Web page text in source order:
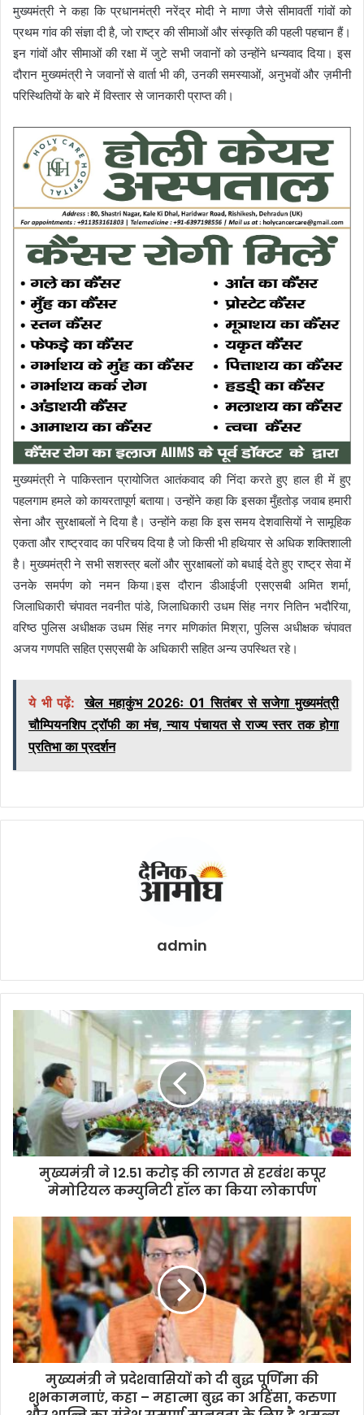
मुख्यमंत्री ने कहा कि प्रधानमंत्री नरेंद्र मोदी ने माणा जैसे सीमावर्ती गांवों को
प्रथम गांव की संज्ञा दी है, जो राष्ट्र की सीमाओं और संस्कृति की पहली पहचान हैं।
इन गांवों और सीमाओं की रक्षा में जुटे सभी जवानों को उन्होंने धन्यवाद दिया। इस
दौरान मुख्यमंत्री ने जवानों से वार्ता भी की, उनकी समस्याओं, अनुभवों और ज़मीनी
परिस्थितियों के बारे में विस्तार से जानकारी प्राप्त की।
मुख्यमंत्री ने पाकिस्तान प्रायोजित आतंकवाद की निंदा करते हुए हाल ही में हुए
पहलगाम हमले को कायरतापूर्ण बताया। उन्होंने कहा कि इसका मुँहतोड़ जवाब हमारी
सेना और सुरक्षाबलों ने दिया है। उन्होंने कहा कि इस समय देशवासियों ने सामूहिक
एकता और राष्ट्रवाद का परिचय दिया है जो किसी भी हथियार से अधिक शक्तिशाली
है। मुख्यमंत्री ने सभी सशस्त्र बलों और सुरक्षाबलों को बधाई देते हुए राष्ट्र सेवा में
उनके समर्पण को नमन किया।इस दौरान डीआईजी एसएसबी अमित शर्मा,
जिलाधिकारी चंपावत नवनीत पांडे, जिलाधिकारी उधम सिंह नगर नितिन भदौरिया,
वरिष्ठ पुलिस अधीक्षक उधम सिंह नगर मणिकांत मिश्रा, पुलिस अधीक्षक चंपावत
अजय गणपति सहित एसएसबी के अधिकारी सहित अन्य उपस्थित रहे।
ये भी पढ़ें:
खेल महाकुंभ 2026ः 01 सितंबर से सजेगा मुख्यमंत्री
चौम्पियनशिप ट्रॉफी का मंच, न्याय पंचायत से राज्य स्तर तक होगा
प्रतिभा का प्रदर्शन
admin
मुख्यमंत्री ने 12.51 करोड़ की लागत से हरबंश कपूर
मेमोरियल कम्युनिटी हॉल का किया लोकार्पण
मुख्यमंत्री ने प्रदेशवासियों को दी बुद्ध पूर्णिमा की
शुभकामनाएं, कहा – महात्मा बुद्ध का अहिंसा, करुणा